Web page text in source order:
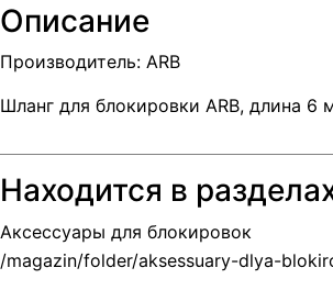
Описание
Производитель: ARB
Шланг для блокировки ARB, длина 6
Находится в
Аксессуары для блокировок